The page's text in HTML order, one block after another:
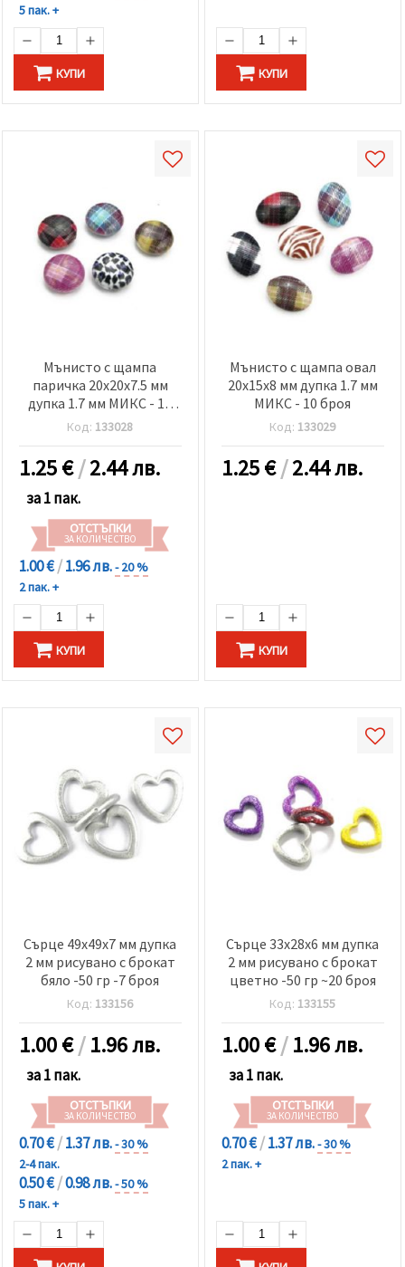
5 пак. +
КУПИ КУПИ
Мънисто с щампа
паричка 20x20x7.5 мм
дупка 1.7 мм МИКС - 10
броя
Код: 133028
1.25€/2.44 лв.
за 1 пак.
ОТСТЪПКИ
ЗА КОЛИЧЕСТВО
1.00 €/1.96 лв.- 20 %
2 пак. +
КУПИ
Мънисто с щампа овал
20x15x8 мм дупка 1.7 мм
МИКС - 10 броя
Код: 133029
1.25€/2.44 лв.
КУПИ
Сърце 49x49x7 мм дупка
2 мм рисувано с брокат
бяло -50 гр -7 броя
Код: 133156
1.00€/1.96 лв.
за 1 пак.
ОТСТЪПКИ
ЗА КОЛИЧЕСТВО
0.70 €/1.37 лв.- 30 %
2-4 пак.
0.50 €/0.98 лв.- 50 %
5 пак. +
Сърце 33x28x6 мм дупка
2 мм рисувано с брокат
цветно -50 гр ~20 броя
Код: 133155
1.00€/1.96 лв.
за 1 пак.
ОТСТЪПКИ
ЗА КОЛИЧЕСТВО
0.70 €/1.37 лв.- 30 %
2 пак. +